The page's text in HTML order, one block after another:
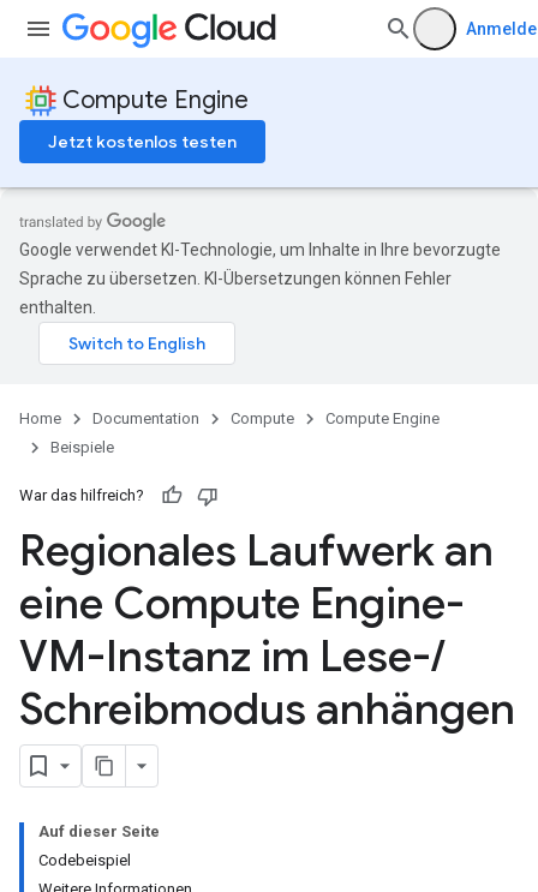
Compute Engine
Jetzt kostenlos testen
Google verwendet KI-Technologie, um Inhalte in Ihre bevorzugte
Sprache zu übersetzen. KI-Übersetzungen können Fehler
enthalten.
Home Documentation Compute
Compute Engine
Beispiele
War das hilfreich?
Regionales Laufwerk an
eine Compute Engine-
VM-Instanz im Lese-/
Schreibmodus anhängen
Auf dieser Seite
Codebeispiel